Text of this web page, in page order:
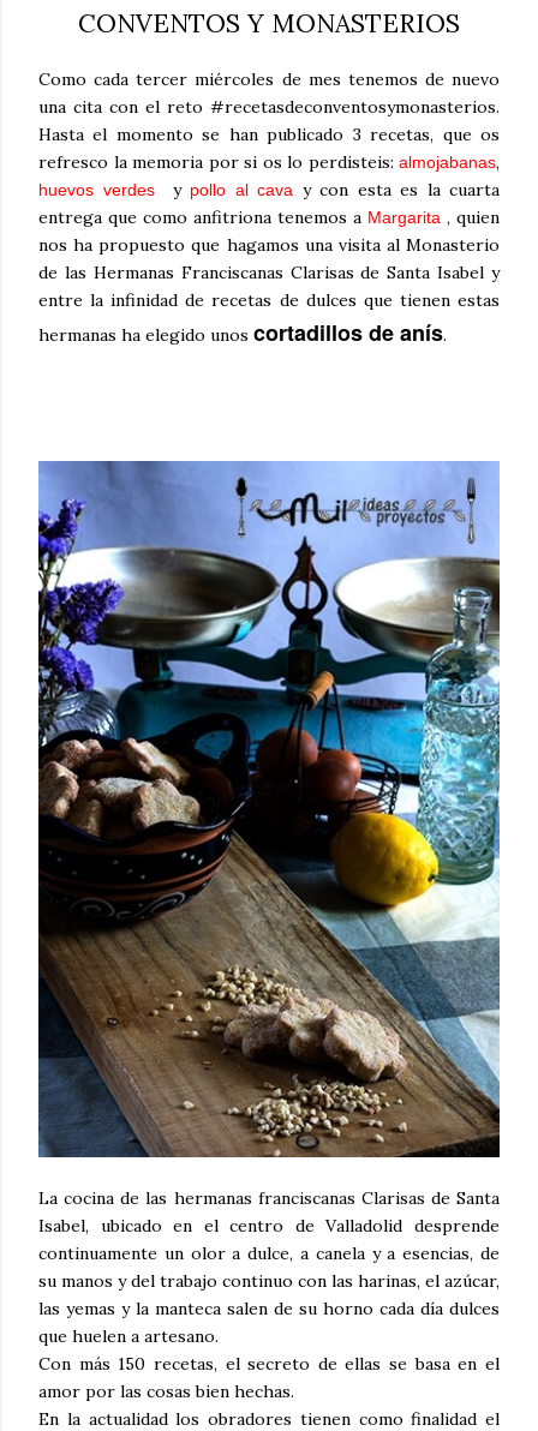
CONVENTOS Y MONASTERIOS
Como cada tercer miércoles de mes tenemos de nuevo
una cita con el reto #recetasdeconventosymonasterios.
Hasta el momento se han publicado 3 recetas, que os
refresco la memoria por si os lo perdisteis: almojabanas,
huevos verdesy pollo al cava y con esta es la cuarta
entrega que como anfitriona tenemos a Margarita , quien
nos ha propuesto que hagamos una visita al Monasterio
de las Hermanas Franciscanas Clarisas de Santa Isabel y
entre la infinidad de recetas de dulces que tienen estas
hermanas ha elegido unos cortadillos de anís.
La cocina de las hermanas franciscanas Clarisas de Santa
Isabel, ubicado en el centro de Valladolid desprende
continuamente un olor a dulce, a canela y a esencias, de
su manos y del trabajo continuo con las harinas, el azúcar,
las yemas y la manteca salen de su horno cada día dulces
que huelen a artesano.
Con más 150 recetas, el secreto de ellas se basa en el
amor por las cosas bien hechas.
En la actualidad los obradores tienen como finalidad el